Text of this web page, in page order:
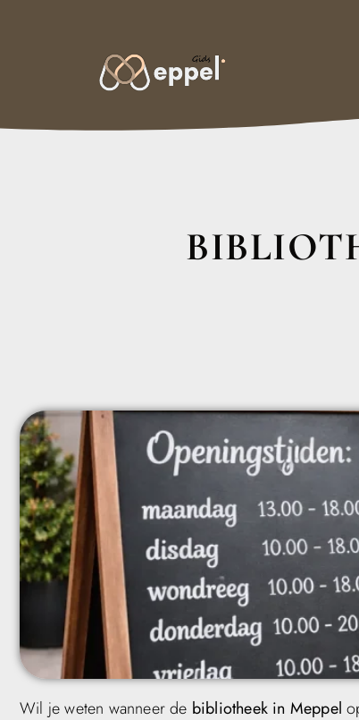
Wil je weten wanneer de bibliotheek in Meppel